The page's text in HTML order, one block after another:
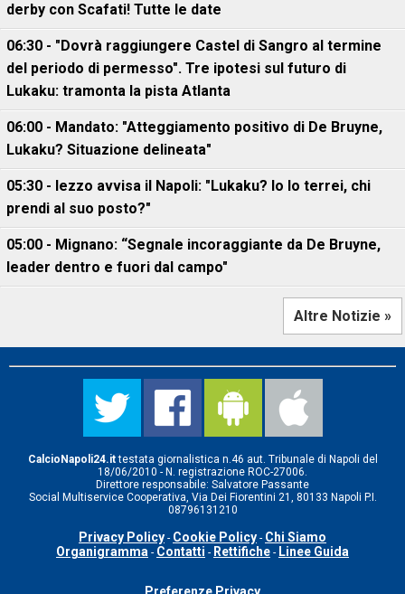
derby con Scafati! Tutte le date
06:30 - "Dovrà raggiungere Castel di Sangro al termine
del periodo di permesso". Tre ipotesi sul futuro di
Lukaku: tramonta la pista Atlanta
06:00 - Mandato: "Atteggiamento positivo di De Bruyne,
Lukaku? Situazione delineata"
05:30 - Iezzo avvisa il Napoli: "Lukaku? Io lo terrei, chi
prendi al suo posto?"
05:00 - Mignano: “Segnale incoraggiante da De Bruyne,
leader dentro e fuori dal campo"
Altre Notizie »
CalcioNapoli24.ittestata giornalistica n.46 aut. Tribunale di Napoli del
18/06/2010 - N. registrazione ROC-27006.
Direttore responsabile: Salvatore Passante
Social Multiservice Cooperativa, Via Dei Fiorentini 21, 80133 Napoli P.I.
08796131210
Privacy Policy - Cookie Policy - Chi Siamo
Organigramma - Contatti - Rettifiche - Linee Guida